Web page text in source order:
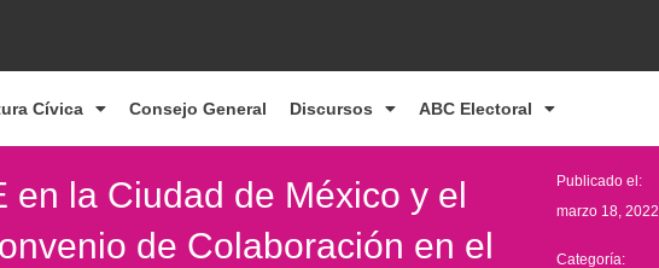
Cívica Consejo General Discursos ABC Electoral
en la Ciudad de México y el
de Colaboración en el
Publicado el:
marzo 18, 2022
Categoría: